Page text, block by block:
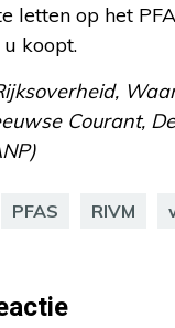
letten op het
koopt.
Courant,
PFAS RIVM